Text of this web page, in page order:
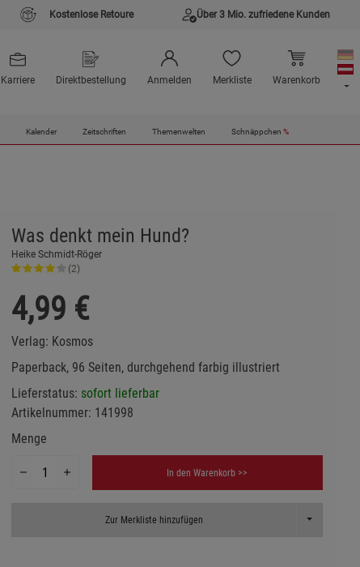
Kostenlose Retoure Über 3 Mio. zufriedene Kunden
Karriere Direktbestellung Anmelden Merkliste Warenkorb
Kalender Zeitschriften Themenwelten Schnäppchen %
Was denkt mein Hund?
Heike Schmidt-Röger
(2)
4,99 €
Verlag: Kosmos
Paperback, 96 Seiten, durchgehend farbig illustriert
Lieferstatus: sofort lieferbar
Artikelnummer: 141998
Menge
In den Warenkorb >>
Zur Merkliste hinzufügen Toggle